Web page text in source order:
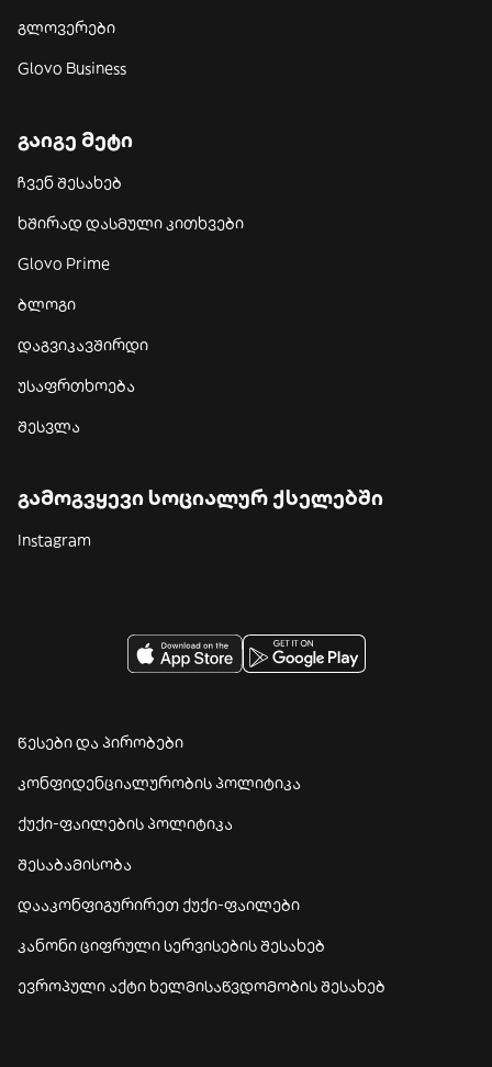
გლოვერები
Glovo Business
გაიგე მეტი
ჩვენ შესახებ
ხშირად დასმული კითხვები
Glovo Prime
ბლოგი
დაგვიკავშირდი
უსაფრთხოება
შესვლა
გამოგვყევი სოციალურ ქსელებში
Instagram
წესები და პირობები
კონფიდენციალურობის პოლიტიკა
ქუქი-ფაილების პოლიტიკა
შესაბამისობა
დააკონფიგურირეთ ქუქი-ფაილები
კანონი ციფრული სერვისების შესახებ
ევროპული აქტი ხელმისაწვდომობის შესახებ